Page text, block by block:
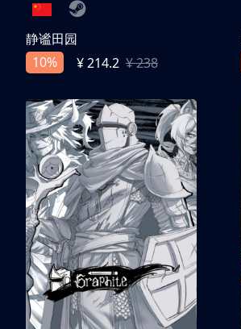
静谧田园
10%
¥ 214.2 ¥ 238